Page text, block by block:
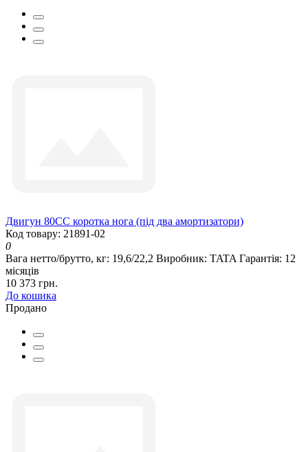
Двигун 80СС коротка нога (під два амортизатори)
Код товару: 21891-02
0
Вага нетто/брутто, кг: 19,6/22,2 Виробник: TATA Гарантія: 12
місяців
10 373 грн.
До кошика
Продано